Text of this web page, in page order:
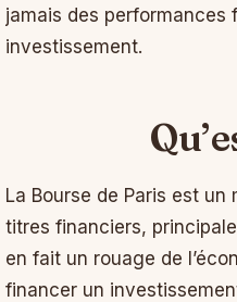
jamais des
investissement.
La Bourse de Paris est
titres financiers,
en fait un rouage de
financer un